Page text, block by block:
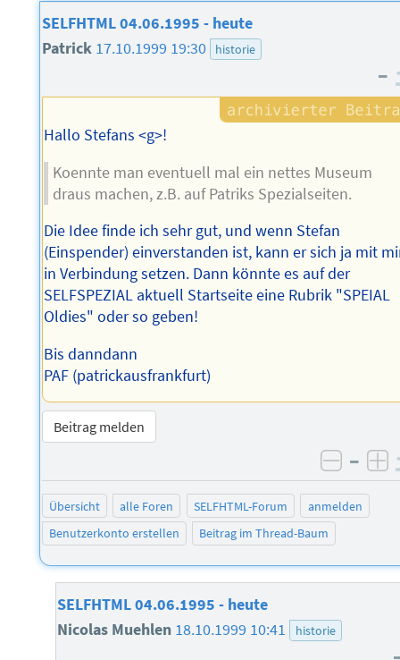
SELFHTML 04.06.1995 - heute
Patrick 17.10.1999 19:30 historie
–
Hallo Stefans <g>!
Koennte man eventuell mal ein nettes Museum
draus machen, z.B. auf Patriks Spezialseiten.
Die Idee finde ich sehr gut, und wenn Stefan
(Einspender) einverstanden ist, kann er sich ja mit
in Verbindung setzen. Dann könnte es auf der
SELFSPEZIAL aktuell Startseite eine Rubrik "SPEIAL
Oldies" oder so geben!
Bis danndann
PAF (patrickausfrankfurt)
Beitrag melden
–
Übersicht alle Foren SELFHTML-Forum
anmelden
Benutzerkonto erstellen
Beitrag im Thread-Baum
SELFHTML 04.06.1995 - heute
Nicolas Muehlen 18.10.1999 10:41 historie